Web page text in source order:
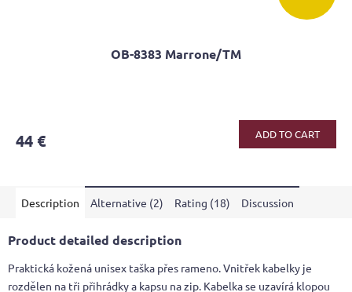
OB-8383 Marrone/TM
rating
of
stars.
44 € ADD TO CART
Description Alternative (2) Rating (18) Discussion
Product detailed description
Praktická kožená unisex taška přes rameno. Vnitřek kabelky je
rozdělen na tři přihrádky a kapsu na zip. Kabelka se uzavírá klopou